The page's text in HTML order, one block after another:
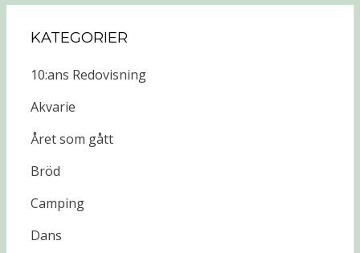
KATEGORIER
10:ans Redovisning
Akvarie
Året som gått
Bröd
Camping
Dans